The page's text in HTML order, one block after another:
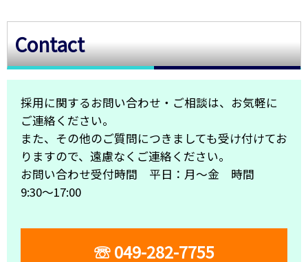
Contact
採⽤に関するお問い合わせ・ご相談は、お気軽に
ご連絡ください。
また、その他のご質問につきましても受け付けてお
りますので、遠慮なくご連絡ください。
お問い合わせ受付時間 平⽇：⽉〜⾦ 時間
9:30〜17:00
☏ 049-282-7755